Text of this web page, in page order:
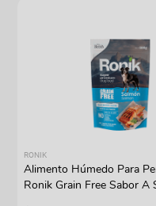
RONIK
Alimento Húmedo Para
Ronik Grain Free Sabor A